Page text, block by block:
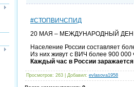
#СТОПВИЧСПИД
20 МАЯ – МЕЖДУНАРОДНЫЙ
Население России составляет
Из них живут с ВИЧ более 900 000
Каждый час в России
Просмотров: 263 Добавил: evlasova1958